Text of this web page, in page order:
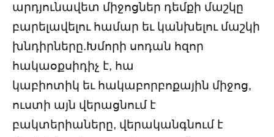
արդյունավետ միջոցներ դեմքի մաշկը
բարելավելու համար եւ կանխելու մաշկի
խնդիրները.Խմորի սոդան հզոր
հակաօքսիդիչ է, հա
կաբիոտիկ եւ հակաբորբոքային միջոց,
ուստի այն վերացնում է
բակտերիաները, վերականգնում է